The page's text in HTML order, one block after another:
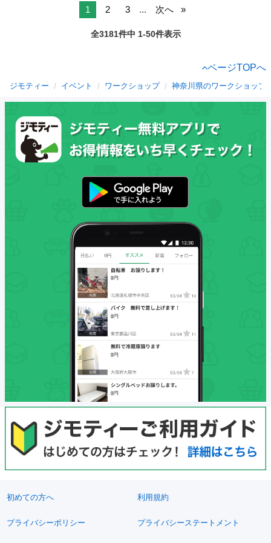
1 2 3 ... 次へ
全3181件中 1-50件表示
ページTOPへ
ジモティー イベント ワークショップ 神奈川県のワークショップ
初めての方へ 利用規約
プライバシーポリシー プライバシーステートメント